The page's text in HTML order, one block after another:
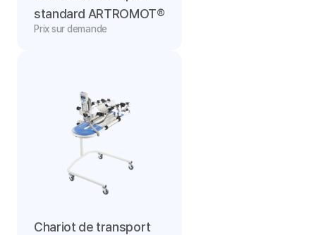
standard ARTROMOT®
Prix sur demande
Chariot de transport